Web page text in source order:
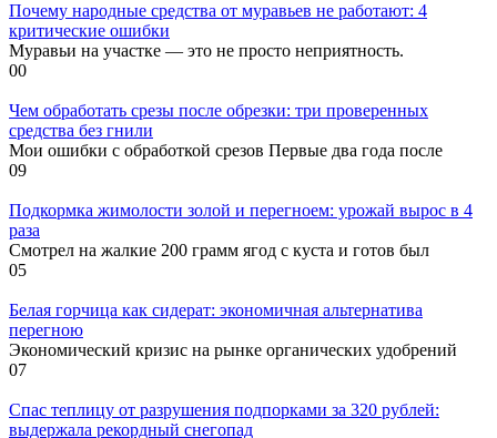
Почему народные средства от муравьев не работают: 4
критические ошибки
Муравьи на участке — это не просто неприятность.
00
Чем обработать срезы после обрезки: три проверенных
средства без гнили
Мои ошибки с обработкой срезов Первые два года после
09
Подкормка жимолости золой и перегноем: урожай вырос в 4
раза
Смотрел на жалкие 200 грамм ягод с куста и готов был
05
Белая горчица как сидерат: экономичная альтернатива
перегною
Экономический кризис на рынке органических удобрений
07
Спас теплицу от разрушения подпорками за 320 рублей:
выдержала рекордный снегопад